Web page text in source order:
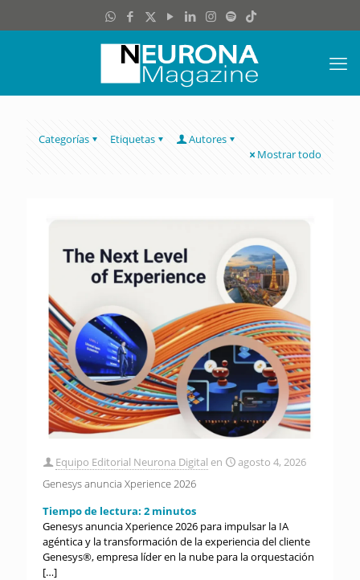
Categorías Etiquetas
Autores
Mostrar todo
Equipo Editorial Neurona Digital en
agosto 4, 2026
Genesys anuncia Xperience 2026
Tiempo de lectura: 2 minutos
Genesys anuncia Xperience 2026 para impulsar la IA
agéntica y la transformación de la experiencia del cliente
Genesys®, empresa líder en la nube para la orquestación
[…]